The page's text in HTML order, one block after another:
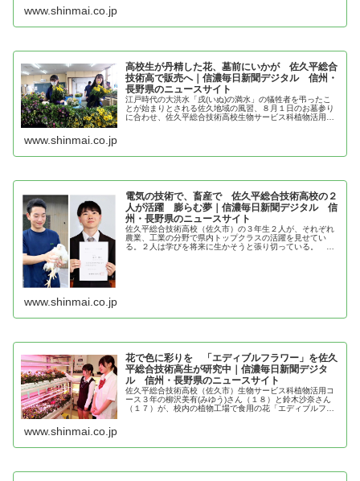
www.shinmai.co.jp
高校生が丹精した花、墓前にいかが 佐久平総合
技術高で販売へ｜信濃毎日新聞デジタル 信州・
長野県のニュースサイト
江戸時代の大洪水「戌(いぬ)の満水」の犠牲者を弔ったこ
とが始まりとされる佐久地域の風習、８月１日のお墓参り
に合わせ、佐久平総合技術高校生物サービス科植物活用コ
www.shinmai.co.jp
電気の技術で、畜産で 佐久平総合技術高校の２
人が活躍 膨らむ夢｜信濃毎日新聞デジタル 信
州・長野県のニュースサイト
佐久平総合技術高校（佐久市）の３年生２人が、それぞれ
農業、工業の分野で県内トップクラスの活躍を見せてい
る。２人は学びを将来に生かそうと張り切っている。 １
www.shinmai.co.jp
花で色に彩りを 「エディブルフラワー」を佐久
平総合技術高生が研究中｜信濃毎日新聞デジタ
ル 信州・長野県のニュースサイト
佐久平総合技術高校（佐久市）生物サービス科植物活用コ
ース３年の柳沢美有(みゆう)さん（１８）と鈴木沙奈さん
（１７）が、校内の植物工場で食用の花「エディブルフラ
www.shinmai.co.jp